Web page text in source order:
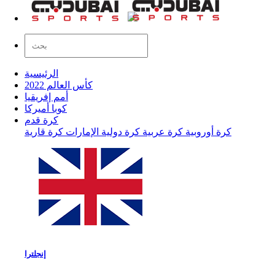
الرئيسية
كأس العالم 2022
أمم إفريقيا
كوبا أميركا
كرة قدم
كرة أوروبية كرة عربية كرة دولية الإمارات كرة قارية
إنجلترا